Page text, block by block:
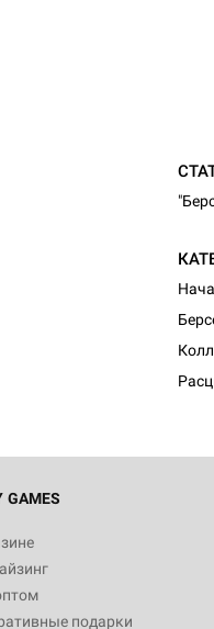
GAMES
подарки
игра Hobby World
смерть
игра Hobby World